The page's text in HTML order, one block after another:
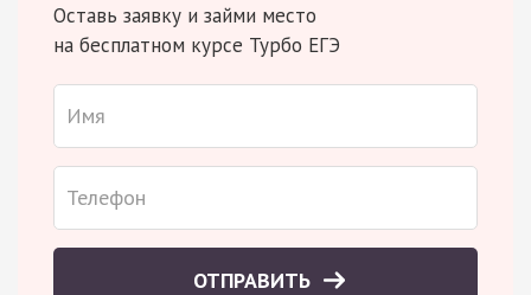
Оставь заявку и займи место
на бесплатном курсе Турбо ЕГЭ
ОТПРАВИТЬ